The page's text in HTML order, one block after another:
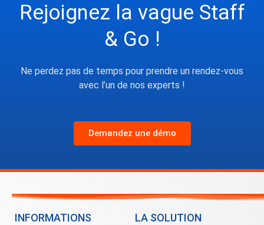
Rejoignez la vague Staff
& Go !
Ne perdez pas de temps pour prendre un rendez-vous
avec l’un de nos experts !
Demandez une démo
INFORMATIONS LA SOLUTION